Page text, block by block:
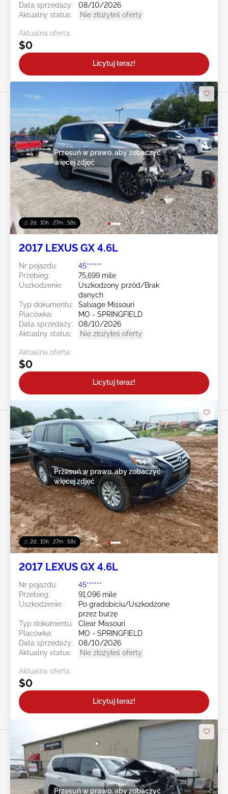
Data sprzedaży:
08/10/2026
Aktualny status:
Nie złożyłeś oferty
Aktualna oferta:
$0
Licytuj teraz!
2d : 10h : 27m : 55s
Przesuń w prawo, aby zobaczyć
więcej zdjęć
2017 LEXUS GX 4.6L
Nr pojazdu:
45******
Przebieg:
75,699 mile
Uszkodzenie:
Uszkodzony przód/Brak
danych
Typ dokumentu:
Salvage Missouri
Placówka:
MO - SPRINGFIELD
Data sprzedaży:
08/10/2026
Aktualny status:
Nie złożyłeś oferty
Aktualna oferta:
$0
Licytuj teraz!
2d : 10h : 27m : 55s
Przesuń w prawo, aby zobaczyć
więcej zdjęć
2017 LEXUS GX 4.6L
Nr pojazdu:
45******
Przebieg:
91,096 mile
Uszkodzenie:
Po gradobiciu/Uszkodzone
przez burzę
Typ dokumentu:
Clear Missouri
Placówka:
MO - SPRINGFIELD
Data sprzedaży:
08/10/2026
Aktualny status:
Nie złożyłeś oferty
Aktualna oferta:
$0
Licytuj teraz!
Przesuń w prawo, aby zobaczyć